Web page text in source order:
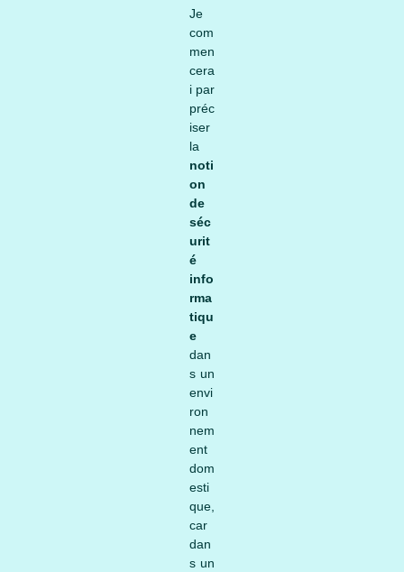
Je
com
men
cera
i par
préc
iser
la
noti
on
de
séc
urit
é
info
rma
tiqu
e
dan
s un
envi
ron
nem
ent
dom
esti
que,
car
dan
s un